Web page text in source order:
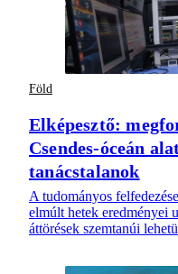
Föld
Elképesztő:
Csendes-óceán
tanácstalanok
A tudományos
elmúlt hetek eredményei
áttörések szemtanúi